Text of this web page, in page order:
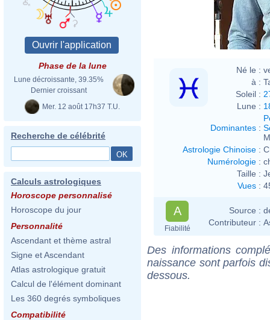
Phase de la lune
Lune décroissante, 39.35%
Dernier croissant
Mer. 12 août 17h37 T.U.
Recherche de célébrité
Calculs astrologiques
Horoscope personnalisé
Horoscope du jour
Personnalité
Ascendant et thème astral
Signe et Ascendant
Atlas astrologique gratuit
Calcul de l'élément dominant
Les 360 degrés symboliques
Compatibilité
Né le :
à :
Soleil :
Lune :
Dominantes :
Astrologie Chinoise :
Numérologie :
Taille :
Vues :
A
Fiabilité
Source :
Contributeur :
Des informations
naissance sont parfois
dessous.